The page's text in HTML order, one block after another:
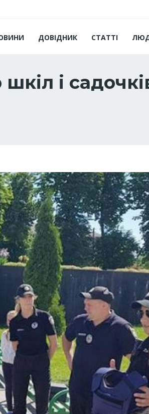
ДОВІДНИК СТАТТІ
і